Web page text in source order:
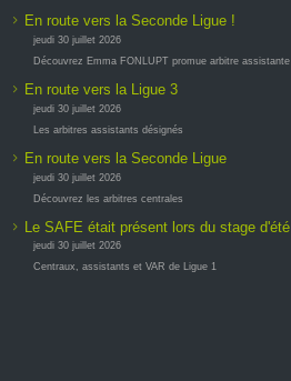
En route vers la Seconde Ligue !
jeudi 30 juillet 2026
Découvrez Emma FONLUPT promue arbitre assistante
En route vers la Ligue 3
jeudi 30 juillet 2026
Les arbitres assistants désignés
En route vers la Seconde Ligue
jeudi 30 juillet 2026
Découvrez les arbitres centrales
Le SAFE était présent lors du stage d'été
jeudi 30 juillet 2026
Centraux, assistants et VAR de Ligue 1